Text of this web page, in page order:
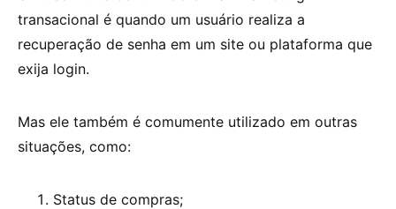
transacional é quando um usuário realiza a
recuperação de senha em um site ou plataforma que
exija login.
Mas ele também é comumente utilizado em outras
situações, como:
Status de compras;